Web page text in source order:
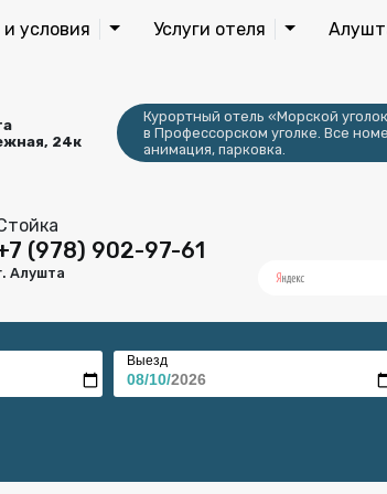
условия Услуги отеля
24к
Курортный отель «Морской
в Профессорском уголке. Все
анимация, парковка.
(978) 902-97-61
Алушта
Выезд